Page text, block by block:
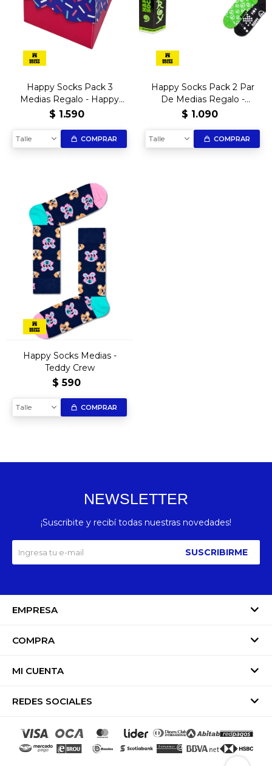
Happy Socks Pack 3
Medias Regalo - Happy
Birthday
$ 1.590
Talle COMPRAR
Happy Socks Pack 2 Par
De Medias Regalo -
Energy Drink
$ 1.090
Talle COMPRAR
Happy Socks Medias -
Teddy Crew
$ 590
Talle COMPRAR
EMPRESA
COMPRA
MI CUENTA
REDES SOCIALES
NEWSLETTER
¡Suscribite y recibí todas nuestras novedades!
SUSCRIBIRME